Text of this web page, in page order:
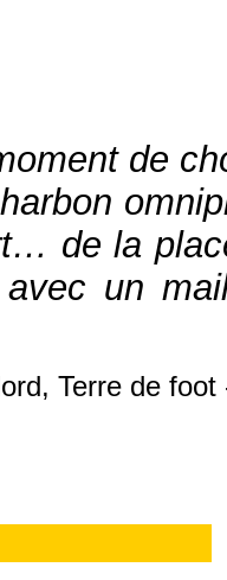
de
de la
un
Terre de